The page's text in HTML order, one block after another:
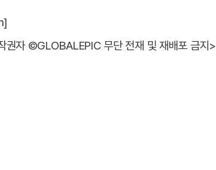
권자 ©GLOBALEPIC 무단 전재 및 재배포 금지>